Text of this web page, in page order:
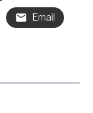
Email